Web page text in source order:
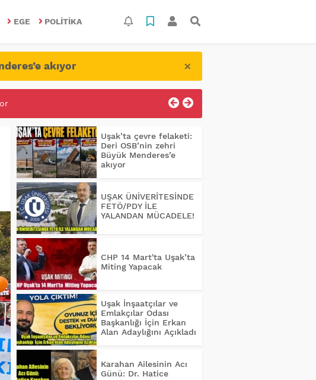
EGE POLITIKA
akıyor ×
Uşak’ta çevre felaketi:
Deri OSB’nin zehri
Büyük Menderes’e
akıyor
UŞAK ÜNİVERİTESİNDE
FETÖ/PDY İLE
YALANDAN MÜCADELE!
CHP 14 Mart'ta Uşak’ta
Miting Yapacak
Uşak İnşaatçılar ve
Emlakçılar Odası
Başkanlığı İçin Erkan
Alan Adaylığını Açıkladı
Karahan Ailesinin Acı
Günü: Dr. Hatice